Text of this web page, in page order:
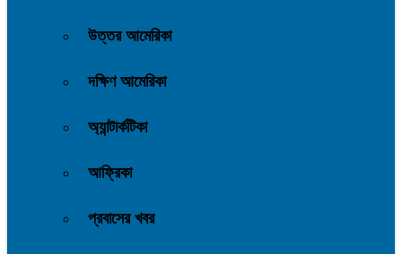
উত্তর আমেরিকা
দক্ষিণ আমেরিকা
অ্যান্টার্কটিকা
আফ্রিকা
প্রবাসের খবর